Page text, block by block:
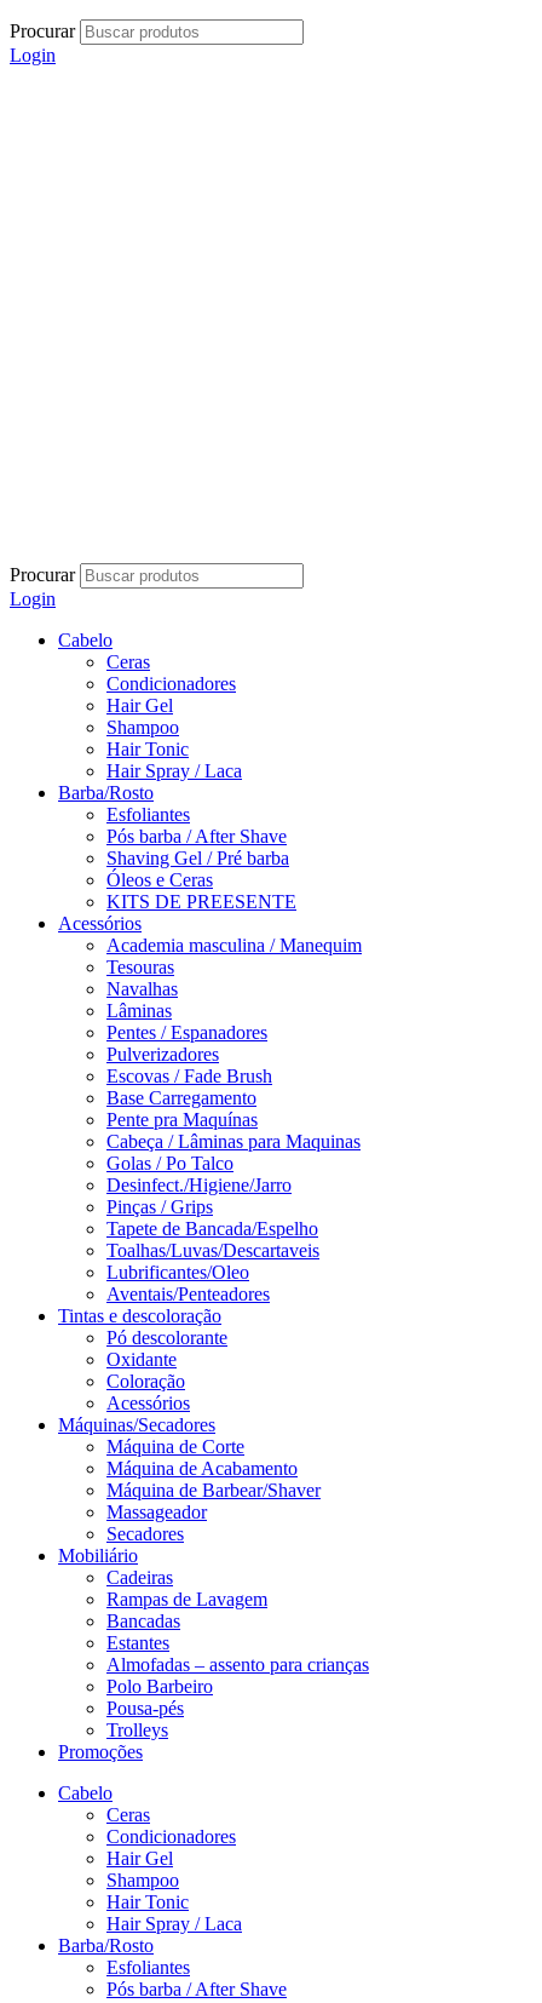
Procurar
Login
Procurar
Login
Cabelo
Ceras
Condicionadores
Hair Gel
Shampoo
Hair Tonic
Hair Spray / Laca
Barba/Rosto
Esfoliantes
Pós barba / After Shave
Shaving Gel / Pré barba
Óleos e Ceras
KITS DE PREESENTE
Acessórios
Academia masculina / Manequim
Tesouras
Navalhas
Lâminas
Pentes / Espanadores
Pulverizadores
Escovas / Fade Brush
Base Carregamento
Pente pra Maquínas
Cabeça / Lâminas para Maquinas
Golas / Po Talco
Desinfect./Higiene/Jarro
Pinças / Grips
Tapete de Bancada/Espelho
Toalhas/Luvas/Descartaveis
Lubrificantes/Oleo
Aventais/Penteadores
Tintas e descoloração
Pó descolorante
Oxidante
Coloração
Acessórios
Máquinas/Secadores
Máquina de Corte
Máquina de Acabamento
Máquina de Barbear/Shaver
Massageador
Secadores
Mobiliário
Cadeiras
Rampas de Lavagem
Bancadas
Estantes
Almofadas – assento para crianças
Polo Barbeiro
Pousa-pés
Trolleys
Promoções
Cabelo
Ceras
Condicionadores
Hair Gel
Shampoo
Hair Tonic
Hair Spray / Laca
Barba/Rosto
Esfoliantes
Pós barba / After Shave